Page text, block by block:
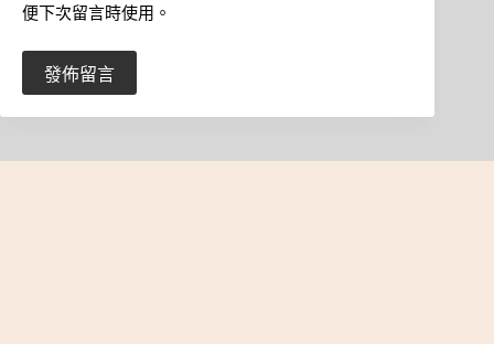
便下次留言時使用。
發佈留言